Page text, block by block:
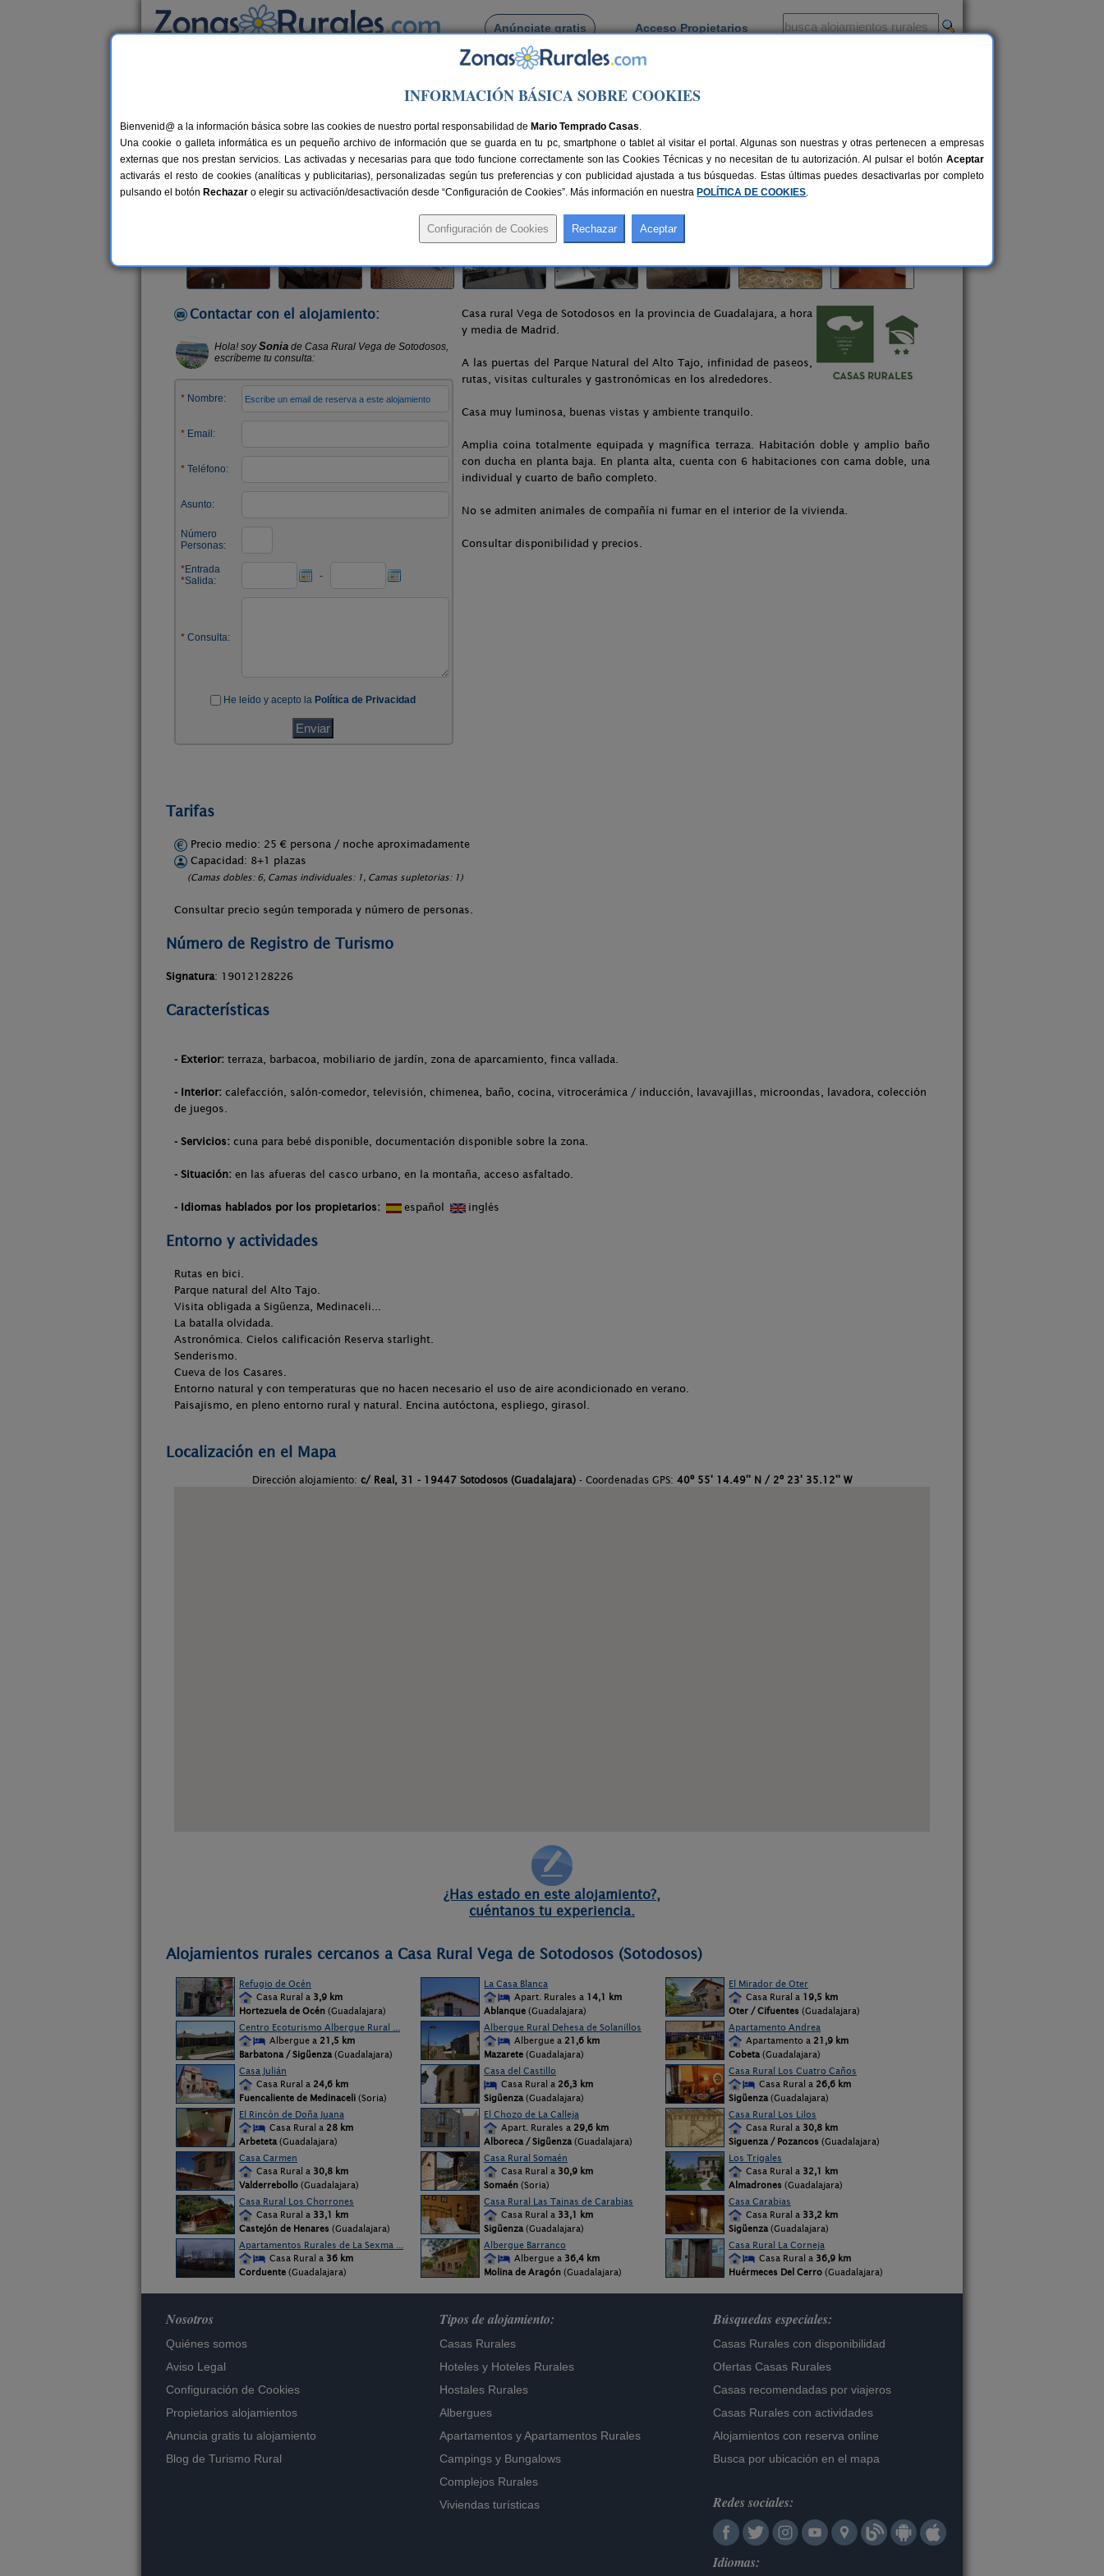
Anúnciate gratis Acceso Propietarios
Busca por pueblo
Sotodosos> Casa Rural Vega de Sotodosos
Casa Rural Vega de Sotodosos
Casa Rural en Sotodosos (Guadalajara)
Alquiler completo y por habitaciones 8+1 plazas 95 km de Guadalajara Compartir:
Contactar con el alojamiento:
Casa rural Vega de Sotodosos en la provincia de Guadalajara, a hora
y media de Madrid.
A las puertas del Parque Natural del Alto Tajo, infinidad de paseos,
rutas, visitas culturales y gastronómicas en los alrededores.
Casa muy luminosa, buenas vistas y ambiente tranquilo.
Amplia coina totalmente equipada y magnífica terraza. Habitación doble y amplio baño
con ducha en planta baja. En planta alta, cuenta con 6 habitaciones con cama doble, una
individual y cuarto de baño completo.
No se admiten animales de compañía ni fumar en el interior de la vivienda.
Consultar disponibilidad y precios.
Tarifas
Precio medio: 25 € persona / noche aproximadamente
Capacidad: 8+1 plazas
(Camas dobles: 6, Camas individuales: 1, Camas supletorias: 1)
Consultar precio según temporada y número de personas.
Número de Registro de Turismo
Signatura: 19012128226
Características
- Exterior: terraza, barbacoa, mobiliario de jardín, zona de aparcamiento, finca vallada.
- Interior: calefacción, salón-comedor, televisión, chimenea, baño, cocina, vitrocerámica / inducción, lavavajillas, microondas, lavadora, colección
de juegos.
- Servicios: cuna para bebé disponible, documentación disponible sobre la zona.
- Situación: en las afueras del casco urbano, en la montaña, acceso asfaltado.
- Idiomas hablados por los propietarios: español inglés
Entorno y actividades
Rutas en bici.
Parque natural del Alto Tajo.
Visita obligada a Sigüenza, Medinaceli...
La batalla olvidada.
Astronómica. Cielos calificación Reserva starlight.
Senderismo.
Cueva de los Casares.
Entorno natural y con temperaturas que no hacen necesario el uso de aire acondicionado en verano.
Paisajismo, en pleno entorno rural y natural. Encina autóctona, espliego, girasol.
Localización en el Mapa
Dirección alojamiento: c/ Real, 31 - 19447 Sotodosos (Guadalajara) - Coordenadas GPS: 40º 55' 14.49'' N / 2º 23' 35.12'' W
¿Has estado en este alojamiento?,
cuéntanos tu experiencia.
Alojamientos rurales cercanos a Casa Rural Vega de Sotodosos (Sotodosos)
Refugio de Océn
Casa Rural a 3,9 km
Hortezuela de Océn (Guadalajara)
La Casa Blanca
Apart. Rurales a 14,1 km
Ablanque (Guadalajara)
El Mirador de Oter
Casa Rural a 19,5 km
Oter / Cifuentes (Guadalajara)
Centro Ecoturismo Albergue Rural ...
Albergue a 21,5 km
Barbatona / Sigüenza (Guadalajara)
Albergue Rural Dehesa de Solanillos
Albergue a 21,6 km
Mazarete (Guadalajara)
Apartamento Andrea
Apartamento a 21,9 km
Cobeta (Guadalajara)
Casa Julián
Casa Rural a 24,6 km
Fuencaliente de Medinaceli (Soria)
Casa del Castillo
Casa Rural a 26,3 km
Sigüenza (Guadalajara)
Casa Rural Los Cuatro Caños
Casa Rural a 26,6 km
Sigüenza (Guadalajara)
El Rincón de Doña Juana
Casa Rural a 28 km
Arbeteta (Guadalajara)
El Chozo de La Calleja
Apart. Rurales a 29,6 km
Alboreca / Sigüenza (Guadalajara)
Casa Rural Los Lilos
Casa Rural a 30,8 km
Siguenza / Pozancos (Guadalajara)
Casa Carmen
Casa Rural a 30,8 km
Valderrebollo (Guadalajara)
Casa Rural Somaén
Casa Rural a 30,9 km
Somaén (Soria)
Los Trigales
Casa Rural a 32,1 km
Almadrones (Guadalajara)
Casa Rural Los Chorrones
Casa Rural a 33,1 km
Castejón de Henares (Guadalajara)
Casa Rural Las Tainas de Carabias
Casa Rural a 33,1 km
Sigüenza (Guadalajara)
Casa Carabias
Casa Rural a 33,2 km
Sigüenza (Guadalajara)
Apartamentos Rurales de La Sexma ...
Casa Rural a 36 km
Corduente (Guadalajara)
Albergue Barranco
Albergue a 36,4 km
Molina de Aragón (Guadalajara)
Casa Rural La Corneja
Casa Rural a 36,9 km
Huérmeces Del Cerro (Guadalajara)
Nosotros
Quiénes somos
Aviso Legal
Configuración de Cookies
Propietarios alojamientos
Anuncia gratis tu alojamiento
Blog de Turismo Rural
Tipos de alojamiento:
Casas Rurales
Hoteles y Hoteles Rurales
Hostales Rurales
Albergues
Apartamentos yApartamentos Rurales
Campings y Bungalows
Complejos Rurales
Viviendas turísticas
Búsquedas especiales:
Casas Rurales con disponibilidad
Ofertas Casas Rurales
Casas recomendadas por viajeros
Casas Rurales con actividades
Alojamientos con reserva online
Busca por ubicación en el mapa
Redes sociales:
Idiomas:
INFORMACIÓN BÁSICA SOBRE COOKIES
Bienvenid@ a la información básica sobre las cookies de nuestro portal responsabilidad de Mario Temprado Casas.
Una cookie o galleta informática es un pequeño archivo de información que se guarda en tu pc, smartphone o tablet al visitar el portal. Algunas son nuestras y otras pertenecen a empresas
externas que nos prestan servicios. Las activadas y necesarias para que todo funcione correctamente son las Cookies Técnicas y no necesitan de tu autorización. Al pulsar el botón Aceptar
activarás el resto de cookies (analíticas y publicitarias), personalizadas según tus preferencias y con publicidad ajustada a tus búsquedas. Estas últimas puedes desactivarlas por completo
pulsando el botón Rechazar o elegir su activación/desactivación desde “Configuración de Cookies”. Más información en nuestra POLÍTICA DE COOKIES.